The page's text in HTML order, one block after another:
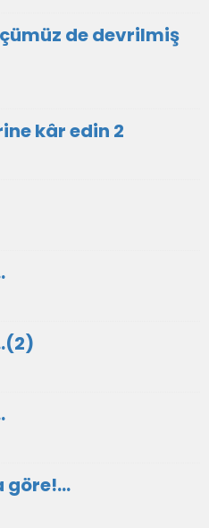
de devrilmiş
kâr edin 2
göre!...